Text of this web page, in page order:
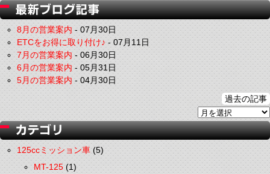
8月の営業案内-07月30日
ETCをお得に取り付け♪-07月11日
7月の営業案内-06月30日
6月の営業案内-05月31日
5月の営業案内-04月30日
過去の記事
125ccミッション車(5)
MT-125(1)